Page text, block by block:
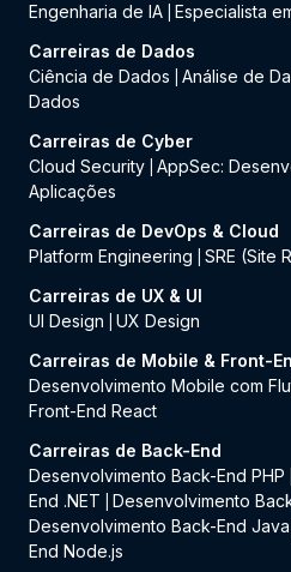
Engenharia de IA Especialista
Carreiras de Dados
Ciência de Dados
Análise de
Dados
Carreiras de Cyber
Cloud Security AppSec:
Aplicações
Carreiras de DevOps & Cloud
Platform Engineering
SRE (Site
Carreiras de UX & UI
UI Design
UX Design
Carreiras de Mobile & Front-
Desenvolvimento Mobile com
Front-End React
Carreiras de Back-End
Desenvolvimento Back-End PHP
End .NET
Desenvolvimento
Desenvolvimento Back-End Java
End Node.js